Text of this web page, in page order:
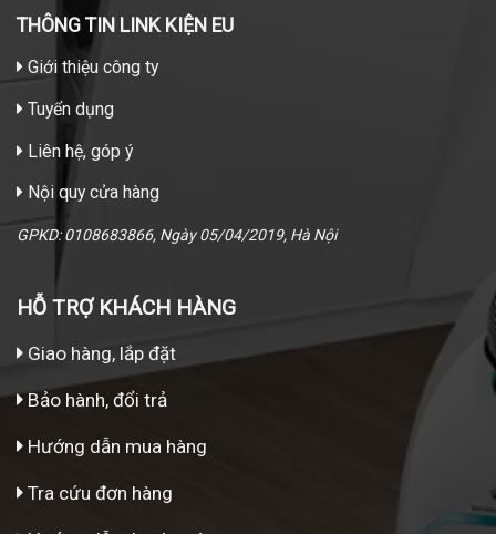
THÔNG TIN LINK KIỆN EU
Giới thiệu công ty
Tuyển dụng
Liên hệ, góp ý
Nội quy cửa hàng
GPKD: 0108683866, Ngày 05/04/2019, Hà Nội
HỖ TRỢ KHÁCH HÀNG
Giao hàng, lắp đặt
Bảo hành, đổi trả
Hướng dẫn mua hàng
Tra cứu đơn hàng